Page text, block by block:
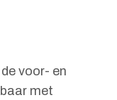
voor- en
met